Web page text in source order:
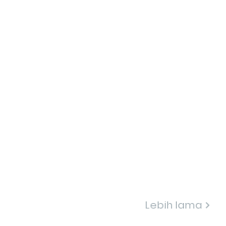
Lebih lama